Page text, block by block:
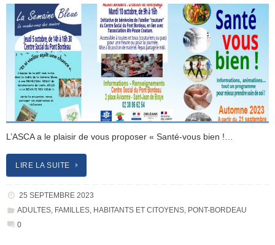
L’ASCA a le plaisir de vous proposer « Santé-vous bien !…
LIRE LA SUITE
25 SEPTEMBRE 2023
ADULTES, FAMILLES, HABITANTS ET CITOYENS, PONT-BORDEAU
0